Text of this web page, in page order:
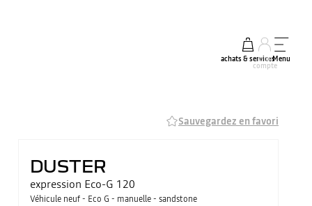
achats & services
mon
compte
Menu
Sauvegardez en favori
DUSTER
expression Eco-G 120
Véhicule neuf - Eco G - manuelle - sandstone